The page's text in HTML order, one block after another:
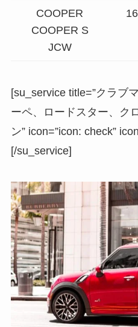
COOPER
COOPER S
JCW
[su_service title=”クラブ
ーペ、ロードスター、ク
ン” icon=”icon: check”
[/su_service]